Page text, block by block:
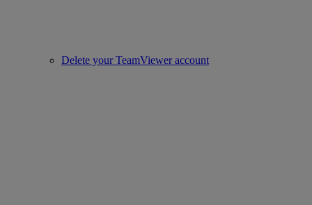
Delete your TeamViewer account